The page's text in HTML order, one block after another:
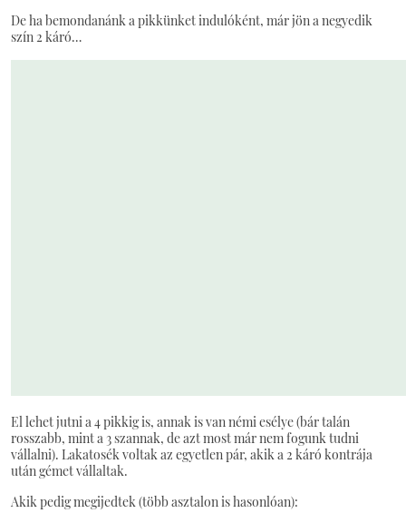
De ha bemondanánk a pikkünket indulóként, már jön a negyedik
szín 2 káró…
El lehet jutni a 4 pikkig is, annak is van némi esélye (bár talán
rosszabb, mint a 3 szannak, de azt most már nem fogunk tudni
vállalni). Lakatosék voltak az egyetlen pár, akik a 2 káró kontrája
után gémet vállaltak.
Akik pedig megijedtek (több asztalon is hasonlóan):